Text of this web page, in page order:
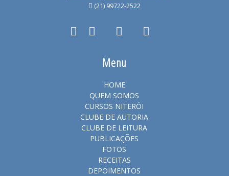
(21) 99722-2522
Menu
HOME
QUEM SOMOS
CURSOS NITERÓI
CLUBE DE AUTORIA
CLUBE DE LEITURA
PUBLICAÇÕES
FOTOS
RECEITAS
DEPOIMENTOS